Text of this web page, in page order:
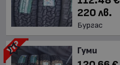
220 лв.
Бургас
Гуми